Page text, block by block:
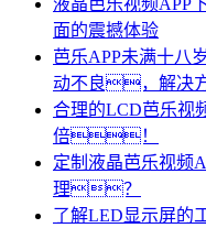
液晶芭乐视频APP
面的震撼体验
芭乐APP未满十八
动不良，解决
合理的LCD芭乐视
倍！
定制液晶芭乐视频
理？
了解LED显示屏的